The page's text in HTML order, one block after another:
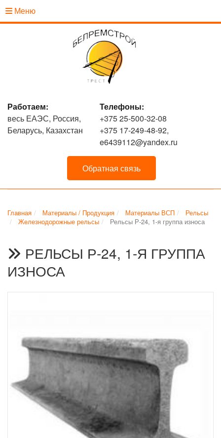
Меню
Работаем:
весь ЕАЭС, Россия,
Беларусь, Казахстан
Телефоны:
+375 25-500-32-08
+375 17-249-48-92,
e6439112@yandex.ru
Обратная связь
Главная Материалы / Продукция Материалы ВСП
Рельсы
Железнодорожные рельсы
Рельсы Р-24, 1-я группа износа
РЕЛЬСЫ Р-24, 1-Я ГРУППА
ИЗНОСА